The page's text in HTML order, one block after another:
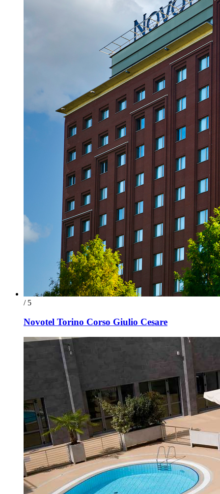
/ 5
Novotel Torino Corso Giulio Cesare